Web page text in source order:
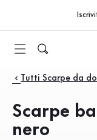
Vai al contenuto
Vai alla navigazione
Prodotti
Tutti Scarpe da
Scarpe
nero